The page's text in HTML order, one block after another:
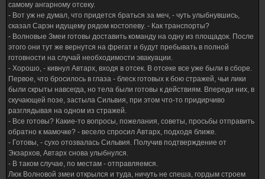
самому ангарному отсеку.
- Вот уж не думал, что придется браться за меч, - чуть улыбнувшись,
сказал Сарэн идущему рядом костопеву. - Как транспорты?
- Волновые Змеи готовы доставить команду на одну из площадок. После
этого они тут же вернутся на фрегат и будут пребывать в полной
готовности на случай необходимости эвакуации.
- Хорошо, - кивнул Автарх, входя в отсек. В отсеке все уже были в сборе.
Первое, что бросилось в глаза - блеск готовых к бою стражей, чьи лики
были скрыты навсегда, но тела были готовы к действиям. Впереди них, в
скучающей позе, застыла Сильвия, при этом что-то придирчиво
разглядывая на одном из стражей.
- Все готовы? Какие-то вопросы, пожелания, советы, просьбы отправить
обратно к мамочке? - весело спросил Автарх, подходя ближе.
- Готовы, - сухо отозвалась Сильвия. Получив подтверждение от
Экзархов, Автарх снова улыбнулся.
- В таком случае, по местам - отправляемся.
Люк Волновой змеи открылся и туда, ничуть не спеша, гордым строем